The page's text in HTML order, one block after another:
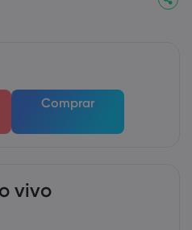
Comprar
vivo